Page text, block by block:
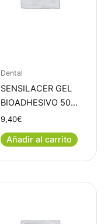
Dental
SENSILACER GEL
BIOADHESIVO 50…
9,40€
Añadir al carrito